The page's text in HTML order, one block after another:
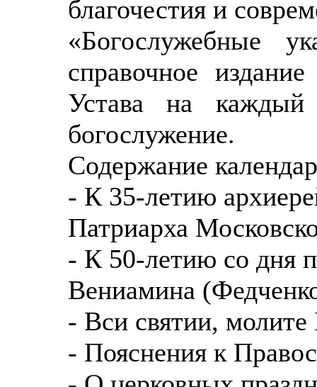
благочестия и
«Богослужебные
справочное
Устава на
богослужение.
Содержание
- К 35-летию
Патриарха
- К 50-летию со дня
Вениамина
- Вси святии, молите
- Пояснения к